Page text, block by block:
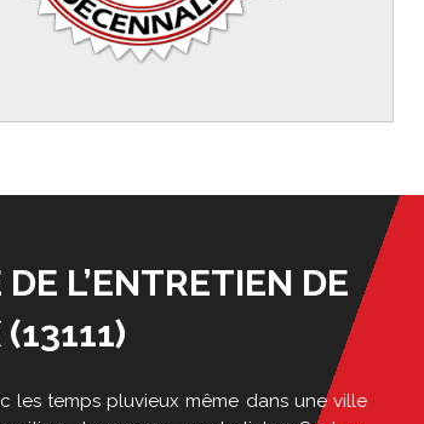
L’ENTRETIEN DE
les temps pluvieux même dans une ville